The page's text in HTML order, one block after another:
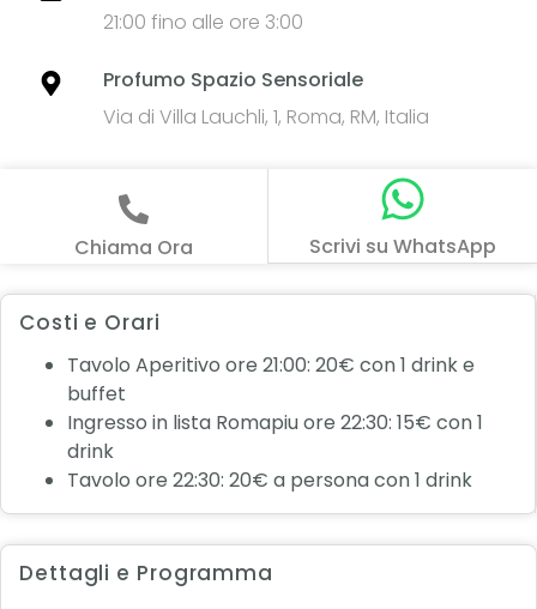
21:00 fino alle ore 3:00
Profumo Spazio Sensoriale
Via di Villa Lauchli, 1, Roma, RM, Italia
Chiama Ora Scrivi su WhatsApp
Costi e Orari
Tavolo Aperitivo ore 21:00: 20€ con 1 drink e
buffet
Ingresso in lista Romapiu ore 22:30: 15€ con 1
drink
Tavolo ore 22:30: 20€ a persona con 1 drink
Dettagli e Programma